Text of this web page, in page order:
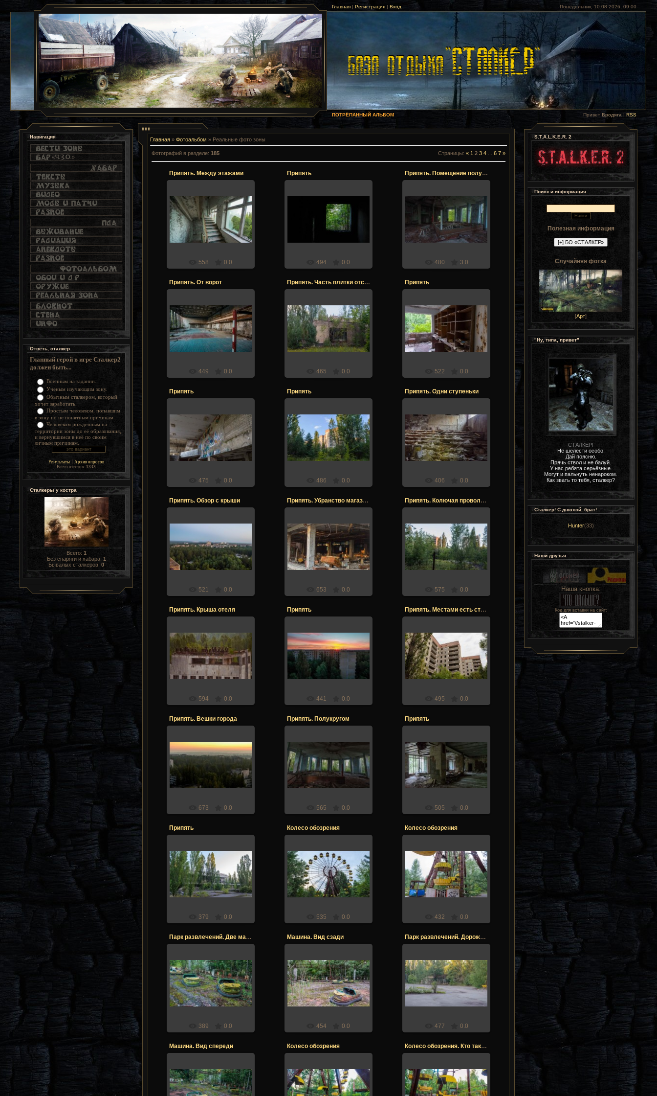
Главная |Регистрация |Вход Понедельник, 10.08.2026, 09:00
ПОТРЁПАННЫЙ АЛЬБОМ Привет Бродяга |RSS
Навигация
Ответь, сталкер
Гланный герой в игре Сталкер2
должен быть...
Военным на задании.
Учёным изучающим зону.
Обычным сталкером, который
хочет заработать.
Простым человеком, попавшим
в зону по не понятным причинам.
Человеком рождённым на
территории зоны до её образования,
и вернувшимся в неё по своим
личным причинам.
Результаты | Архив опросов
Всего ответов: 1333
Сталкеры у костра
Всего: 1
Без снаряги и хабара: 1
Бывалых сталкеров: 0
Главная » Фотоальбом » Реальные фото зоны
Фотографий в разделе: 185 Страницы: « 1 2 3 4 6 7 »
Припять. Между этажами
21.12.2017
Stalker
558 0.0
Припять
21.12.2017
Stalker
494 0.0
Припять. Помещение полукруг
21.12.2017
Stalker
480 3.0
Припять. От ворот
21.12.2017
Stalker
449 0.0
Припять. Часть плитки отсутствует
21.12.2017
Stalker
465 0.0
Припять
21.12.2017
Stalker
522 0.0
Припять
21.12.2017
Stalker
475 0.0
Припять
21.12.2017
Stalker
486 0.0
Припять. Одни ступеньки
21.12.2017
Stalker
406 0.0
Припять. Обзор с крыши
21.12.2017
Stalker
521 0.0
Припять. Убранство магазина
21.12.2017
Stalker
653 0.0
Припять. Колючая проволока
21.12.2017
Stalker
575 0.0
Припять. Крыша отеля
21.12.2017
Stalker
594 0.0
Припять
21.12.2017
Stalker
441 0.0
Припять. Местами есть стёкла
21.12.2017
Stalker
495 0.0
Припять. Вешки города
21.12.2017
Stalker
673 0.0
Припять. Полукругом
21.12.2017
Stalker
565 0.0
Припять
21.12.2017
Stalker
505 0.0
Припять
21.12.2017
Stalker
379 0.0
Колесо обозрения
21.12.2017
Stalker
535 0.0
Колесо обозрения
21.12.2017
Stalker
432 0.0
Парк развлечений. Две машинки
21.12.2017
Stalker
389 0.0
Машина. Вид сзади
21.12.2017
Stalker
454 0.0
Парк развлечений. Дорожка к атракционам
21.12.2017
Stalker
477 0.0
Машина. Вид спереди
21.12.2017
Колесо обозрения
21.12.2017
Колесо обозрения. Кто так ставит скамейки?
21.12.2017
S.T.A.L.K.E.R. 2
Поиск и информация
Полезная информация
Случайняя фотка
[Арт]
"Ну, типа, привет"
СТАЛКЕР!
Не шелести особо.
Дай поясню.
Прячь ствол и не балуй.
У нас ребята серьёзные.
Могут и пальнуть ненароком.
Как звать то тебя, сталкер?
Сталкер! С днюхой, брат!
Hunter(33)
Наши друзья
Наша кнопка:
Код для вставки на сайт: